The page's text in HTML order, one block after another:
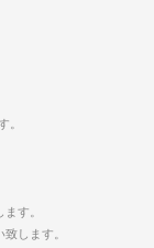
。
す。
します。